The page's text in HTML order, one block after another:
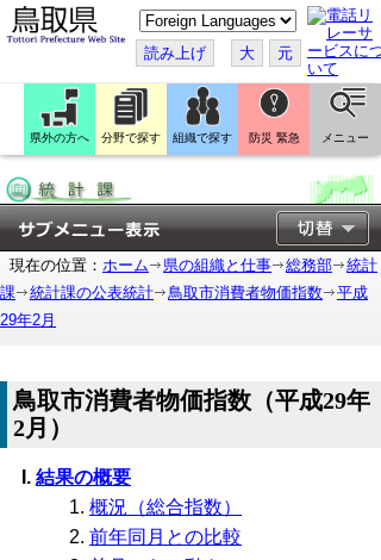
こ
の
ペ
ー
ジ
翻
訳
す
読み上げ 大 元
県外の方へ 分野で探す 組織で探す 防災 緊急 メニュー
現在の位置： ホーム 県の組織と仕事 総務部
統計
課
統計課の公表統計 鳥取市消費者物価指数
平成
29年2月
鳥取市消費者物価指数（平成29年
2月）
結果の概要
概況（総合指数）
前年同月との比較